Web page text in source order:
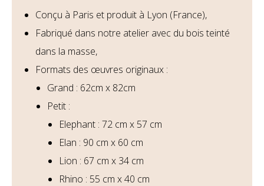
Conçu à Paris et produit à Lyon (France),
Fabriqué dans notre atelier avec du bois teinté
dans la masse,
Formats des œuvres originaux :
Grand : 62cm x 82cm
Petit :
Elephant : 72 cm x 57 cm
Elan : 90 cm x 60 cm
Lion : 67 cm x 34 cm
Rhino : 55 cm x 40 cm